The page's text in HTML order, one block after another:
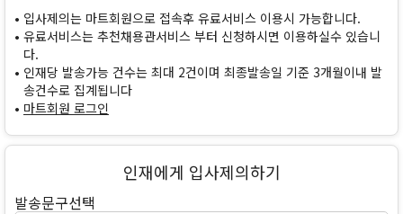
입사제의는 마트회원으로 접속후 유료서비스 이용시 가능합니다.
유료서비스는 추천채용관서비스 부터 신청하시면 이용하실수 있습니
다.
인재당 발송가능 건수는 최대 2건이며 최종발송일 기준 3개월이내 발
송건수로 집계됩니다
마트회원 로그인
인재에게 입사제의하기
발송문구선택